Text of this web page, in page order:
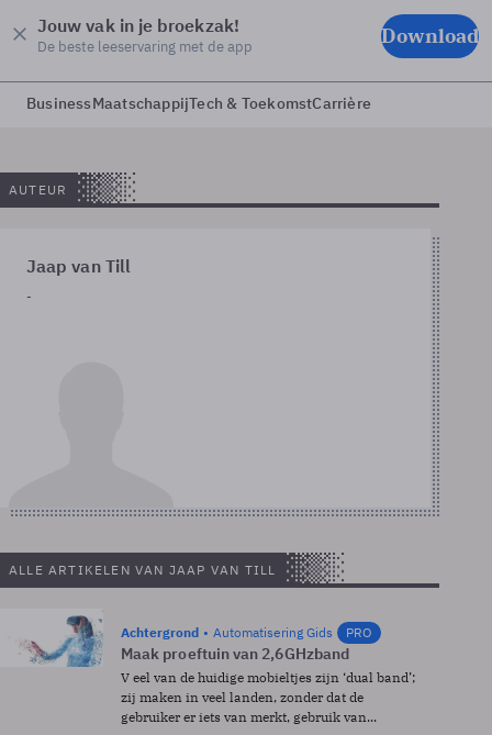
Jouw vak in je broekzak!
De beste leeservaring met de app Download
BusinessMaatschappijTech & ToekomstCarrière
AUTEUR
Jaap van Till
-
ALLE ARTIKELEN VAN JAAP VAN TILL
Achtergrond Automatisering Gids PRO
Maak proeftuin van 2,6GHz­band
V eel van de huidige mobieltjes zijn ‘dual band’;
zij maken in veel landen, zonder dat de
gebruiker er iets van merkt, gebruik van...